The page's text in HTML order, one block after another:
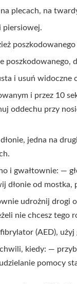
plecach, na
piersiowej.
i usuń widoczne
i przez 10
oddechu przy
jedna na
i gwałtownie: —
dłonie od
udrożnij
nie chcesz tego
(AED),
kiedy: —
pomocy